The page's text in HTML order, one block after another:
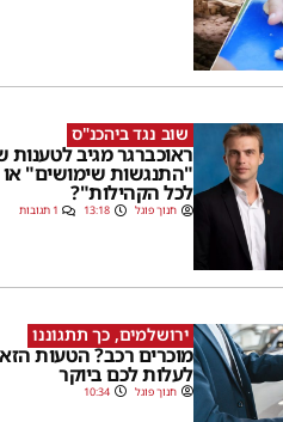
שוב נגד ביהכנ"ס
ראוכברגר מגיב לטענות
"התנגשות שימושים"
לכל הקהילות"?
חנוך פוגל 13:18 1 תגובות
ירושלמים, כך תתגוננו
מוכרים רכב? הטעות
לעלות לכם ביוקר
חנוך פוגל 10:34